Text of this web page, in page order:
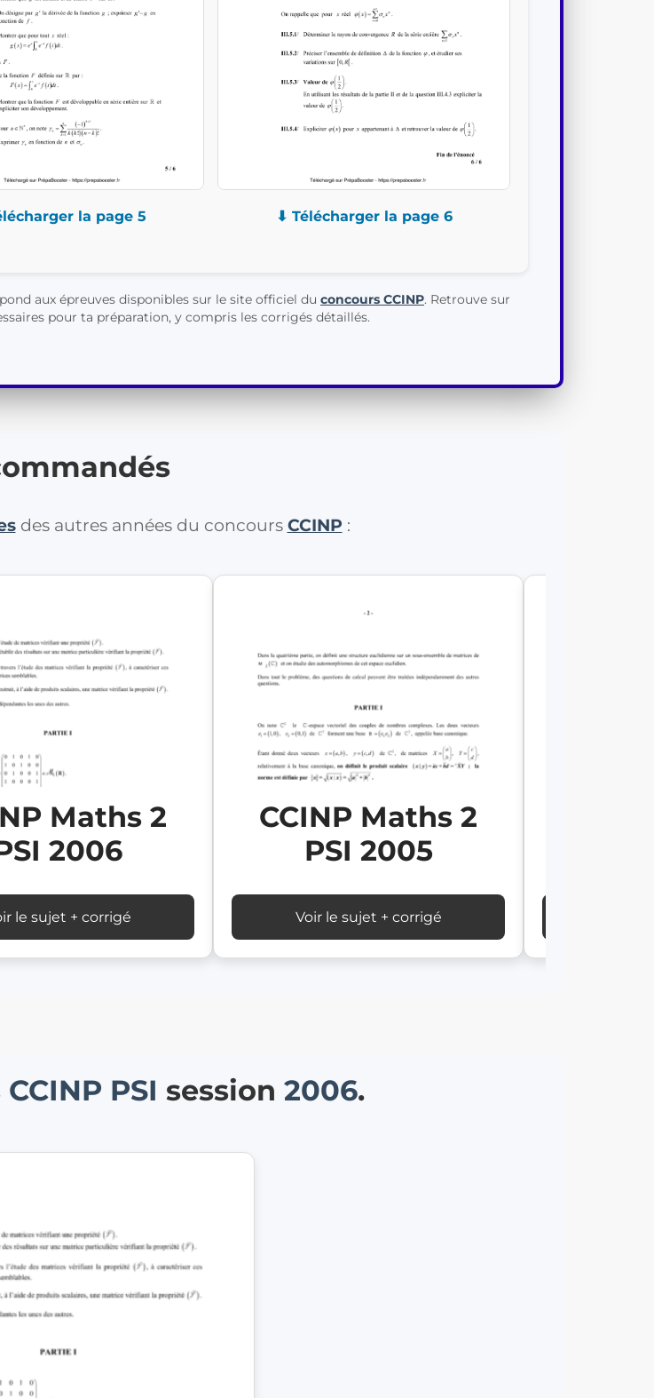
la page 5 ⬇ Télécharger la page 6
aux épreuves disponibles sur le site officiel du concours CCINP. Retrouve sur
pour ta préparation, y compris les corrigés détaillés.
des autres années du concours CCINP :
Maths 2
2006
le sujet + corrigé
CCINP Maths 2
PSI 2005
Voir le sujet + corrigé
CCINP PSI session 2006.